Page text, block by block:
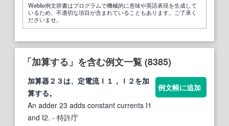
Weblio例文辞書はプログラムで機械的に意味や英語表現を生成して
いるため、不適切な項目が含まれていることもあります。ご了承く
ださいませ。
「加算する」を含む例文一覧 (8385)
加算器２３は、定電流Ｉ１，Ｉ２を加
算する。
An adder 23 adds constant currents I1
and I2. - 特許庁
例文帳に追加